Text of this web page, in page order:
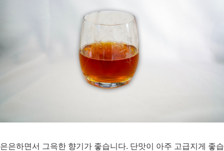
은은하면서 그윽한 향기가 좋습니다. 단맛이 아주 고급지게 좋습